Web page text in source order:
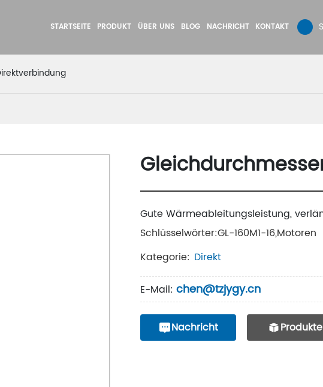
STARTSEITE PRODUKT ÜBER UNS BLOG NACHRICHT KONTAKT
Gute Wärmeableitungsleistung,
Schlüsselwörter:GL-160M1-16,Motoren
Kategorie: Direkt
E-Mail: chen@tzjygy.cn
Nachricht Produkte